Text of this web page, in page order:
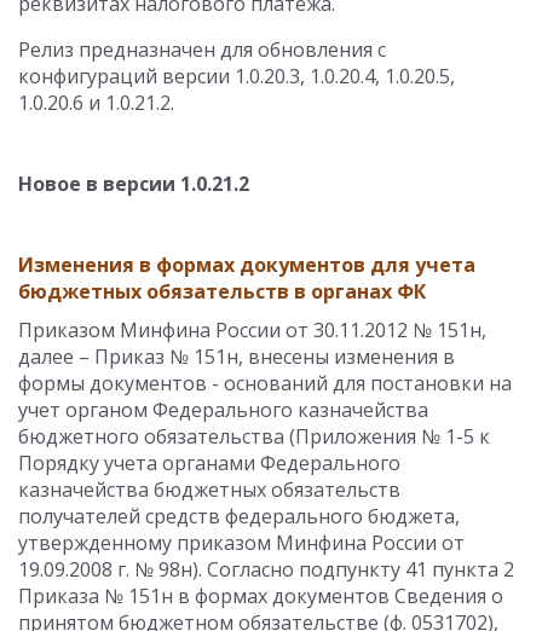
Релиз предназначен для обновления с
конфигураций версии 1.0.20.3, 1.0.20.4, 1.0.20.5,
1.0.20.6 и 1.0.21.2.
Новое в версии 1.0.21.2
Изменения в формах документов для учета
бюджетных обязательств в органах ФК
Приказом Минфина России от 30.11.2012 № 151н,
далее – Приказ № 151н, внесены изменения в
формы документов - оснований для постановки на
учет органом Федерального казначейства
бюджетного обязательства (Приложения № 1-5 к
Порядку учета органами Федерального
казначейства бюджетных обязательств
получателей средств федерального бюджета,
утвержденному приказом Минфина России от
19.09.2008 г. № 98н). Согласно подпункту 41 пункта 2
Приказа № 151н в формах документов Сведения о
принятом бюджетном обязательстве (ф. 0531702),